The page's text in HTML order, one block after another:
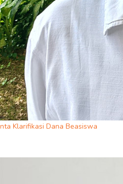
Klarifikasi Dana Beasiswa